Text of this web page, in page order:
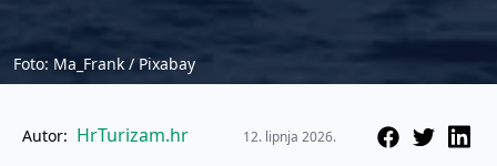
Foto: Ma_Frank / Pixabay
Autor: HrTurizam.hr 12. lipnja 2026.